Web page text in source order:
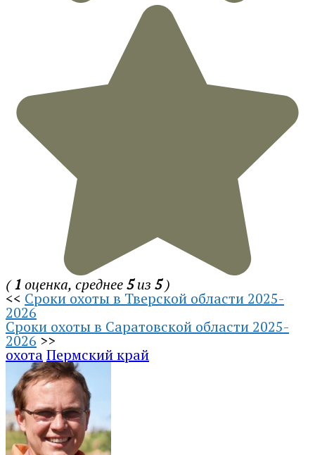
(1оценка, среднее5из 5)
<< Сроки охоты в Тверской области 2025-
2026
Сроки охоты в Саратовской области 2025-
2026>>
охотаПермский край